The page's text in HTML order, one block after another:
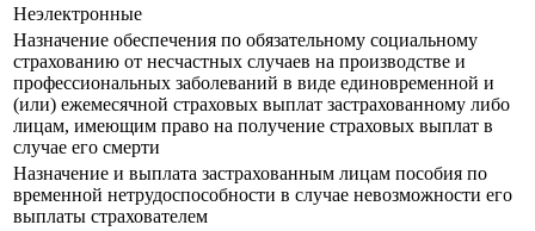
Неэлектронные
Назначение обеспечения по обязательному социальному
страхованию от несчастных случаев на производстве и
профессиональных заболеваний в виде единовременной и
(или) ежемесячной страховых выплат застрахованному либо
лицам, имеющим право на получение страховых выплат в
случае его смерти
Назначение и выплата застрахованным лицам пособия по
временной нетрудоспособности в случае невозможности его
выплаты страхователем